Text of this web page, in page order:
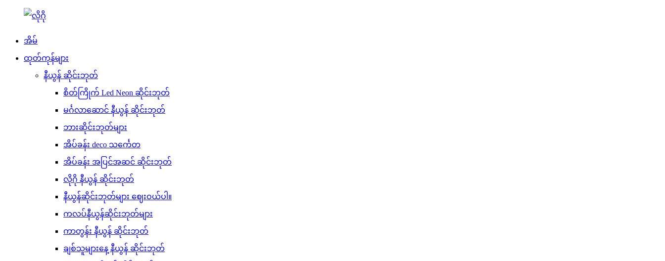
အိမ်
ထုတ်ကုန်များ
နီယွန် ဆိုင်းဘုတ်
စိတ်ကြိုက် Led Neon ဆိုင်းဘုတ်
မင်္ဂလာဆောင် နီယွန် ဆိုင်းဘုတ်
ဘားဆိုင်းဘုတ်များ
အိပ်ခန်း deco သင်္ကေတ
အိပ်ခန်း အပြင်အဆင် ဆိုင်းဘုတ်
လိုဂို နီယွန် ဆိုင်းဘုတ်
နီယွန်ဆိုင်းဘုတ်များ ဈေးဝယ်ပါ။
ကလပ်နီယွန်ဆိုင်းဘုတ်များ
ကာတွန်း နီယွန် ဆိုင်းဘုတ်
ချစ်သူများနေ့ နီယွန် ဆိုင်းဘုတ်